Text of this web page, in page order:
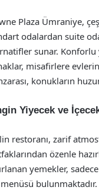
Plaza Ümraniye,
odalardan suite
sunar.
misafirlere
konukların
Yiyecek ve
restoranı, zarif
özenle
yemekler,